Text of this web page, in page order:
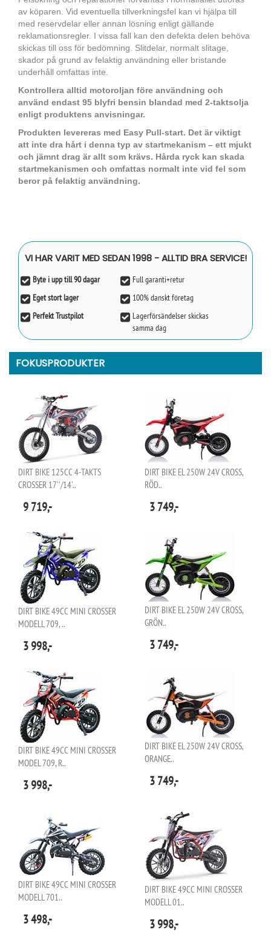
av köparen. Vid eventuella tillverkningsfel kan vi hjälpa till
med reservdelar eller annan lösning enligt gällande
reklamationsregler. I vissa fall kan den defekta delen behöva
skickas till oss för bedömning. Slitdelar, normalt slitage,
skador på grund av felaktig användning eller bristande
underhåll omfattas inte.
Kontrollera alltid motoroljan före användning och
använd endast 95 blyfri bensin blandad med 2-taktsolja
enligt produktens anvisningar.
Produkten levereras med Easy Pull-start. Det är viktigt
att inte dra hårt i denna typ av startmekanism – ett mjukt
och jämnt drag är allt som krävs. Hårda ryck kan skada
startmekanismen och omfattas normalt inte vid fel som
beror på felaktig användning.
VI HAR VARIT MED SEDAN 1998 - ALLTID BRA SERVICE!
Byte i upp till 90 dagar
Full garanti+retur
Eget stort lager
100% danskt företag
Perfekt Trustpilot
Lagerförsändelser skickas
samma dag
FOKUSPRODUKTER
DIRT BIKE 125CC 4-TAKTS
CROSSER 17''/14'..
9 719,-
DIRT BIKE EL 250W 24V CROSS,
RÖD..
3 749,-
DIRT BIKE 49CC MINI CROSSER
MODELL 709, ..
3 998,-
DIRT BIKE EL 250W 24V CROSS,
GRÖN..
3 749,-
DIRT BIKE 49CC MINI CROSSER
MODEL 709, R..
3 998,-
DIRT BIKE EL 250W 24V CROSS,
ORANGE..
3 749,-
DIRT BIKE 49CC MINI CROSSER
MODELL 701..
3 498,-
DIRT BIKE 49CC MINI CROSSER
MODELL 01..
3 998,-